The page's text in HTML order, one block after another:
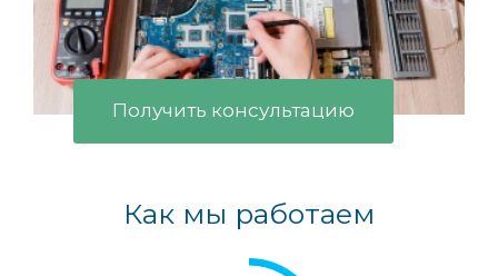
Получить консультацию
Как мы работаем